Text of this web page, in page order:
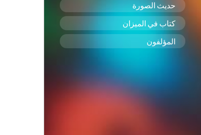
حديث الصورة
كتاب في الميزان
المؤلفون